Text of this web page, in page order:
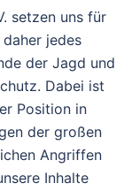
setzen uns für
jedes
der Jagd und
Dabei ist
Position in
der großen
Angriffen
Inhalte